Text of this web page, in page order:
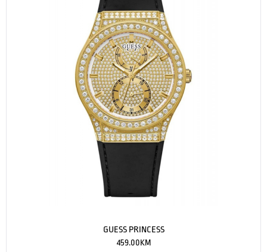
GUESS PRINCESS
459.00KM